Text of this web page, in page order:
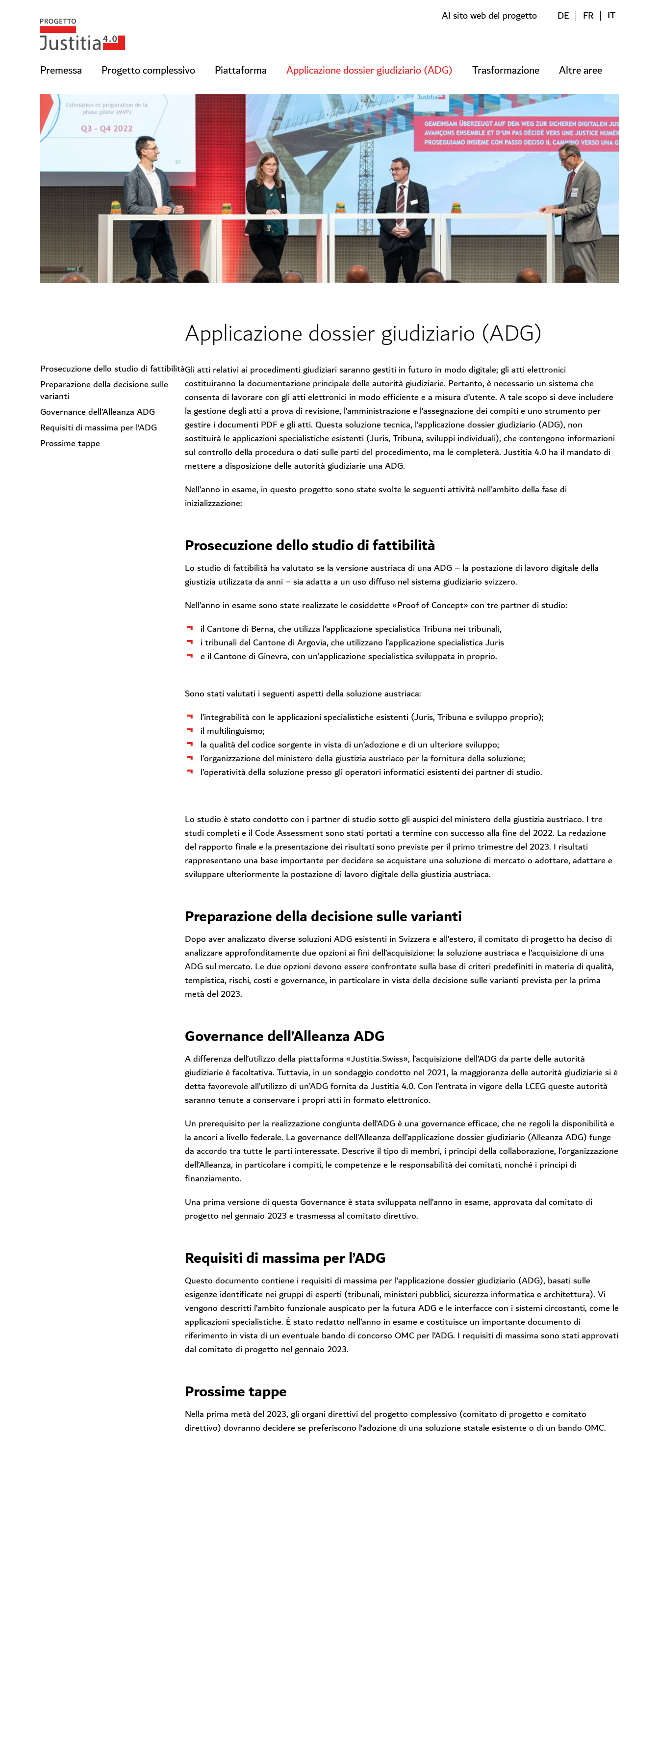
Al sito web del progetto DE FR IT
Premessa Progetto complessivo Piattaforma Applicazione dossier giudiziario (ADG) Trasformazione Altre aree
Prosecuzione dello studio di fattibilità
Preparazione della decisione sulle
varianti
Governance dell’Alleanza ADG
Requisiti di massima per l’ADG
Prossime tappe
Applicazione dossier giudiziario (ADG)
Gli atti relativi ai procedimenti giudiziari saranno gestiti in futuro in modo digitale; gli atti elettronici
costituiranno la documentazione principale delle autorità giudiziarie. Pertanto, è necessario un sistema che
consenta di lavorare con gli atti elettronici in modo efficiente e a misura d’utente. A tale scopo si deve includere
la gestione degli atti a prova di revisione, l’amministrazione e l’assegnazione dei compiti e uno strumento per
gestire i documenti PDF e gli atti. Questa soluzione tecnica, l’applicazione dossier giudiziario (ADG), non
sostituirà le applicazioni specialistiche esistenti (Juris, Tribuna, sviluppi individuali), che contengono informazioni
sul controllo della procedura o dati sulle parti del procedimento, ma le completerà. Justitia 4.0 ha il mandato di
mettere a disposizione delle autorità giudiziarie una ADG.
Nell’anno in esame, in questo progetto sono state svolte le seguenti attività nell’ambito della fase di
inizializzazione:
Prosecuzione dello studio di fattibilità
Lo studio di fattibilità ha valutato se la versione austriaca di una ADG – la postazione di lavoro digitale della
giustizia utilizzata da anni – sia adatta a un uso diffuso nel sistema giudiziario svizzero.
Nell’anno in esame sono state realizzate le cosiddette «Proof of Concept» con tre partner di studio:
il Cantone di Berna, che utilizza l’applicazione specialistica Tribuna nei tribunali,
i tribunali del Cantone di Argovia, che utilizzano l’applicazione specialistica Juris
e il Cantone di Ginevra, con un’applicazione specialistica sviluppata in proprio.
Sono stati valutati i seguenti aspetti della soluzione austriaca:
l’integrabilità con le applicazioni specialistiche esistenti (Juris, Tribuna e sviluppo proprio);
il multilinguismo;
la qualità del codice sorgente in vista di un’adozione e di un ulteriore sviluppo;
l’organizzazione del ministero della giustizia austriaco per la fornitura della soluzione;
l’operatività della soluzione presso gli operatori informatici esistenti dei partner di studio.
Lo studio è stato condotto con i partner di studio sotto gli auspici del ministero della giustizia austriaco. I tre
studi completi e il Code Assessment sono stati portati a termine con successo alla fine del 2022. La redazione
del rapporto finale e la presentazione dei risultati sono previste per il primo trimestre del 2023. I risultati
rappresentano una base importante per decidere se acquistare una soluzione di mercato o adottare, adattare e
sviluppare ulteriormente la postazione di lavoro digitale della giustizia austriaca.
Preparazione della decisione sulle varianti
Dopo aver analizzato diverse soluzioni ADG esistenti in Svizzera e all’estero, il comitato di progetto ha deciso di
analizzare approfonditamente due opzioni ai fini dell’acquisizione: la soluzione austriaca e l’acquisizione di una
ADG sul mercato. Le due opzioni devono essere confrontate sulla base di criteri predefiniti in materia di qualità,
tempistica, rischi, costi e governance, in particolare in vista della decisione sulle varianti prevista per la prima
metà del 2023.
Governance dell’Alleanza ADG
A differenza dell’utilizzo della piattaforma «Justitia.Swiss», l’acquisizione dell’ADG da parte delle autorità
giudiziarie è facoltativa. Tuttavia, in un sondaggio condotto nel 2021, la maggioranza delle autorità giudiziarie si è
detta favorevole all’utilizzo di un’ADG fornita da Justitia 4.0. Con l’entrata in vigore della LCEG queste autorità
saranno tenute a conservare i propri atti in formato elettronico.
Un prerequisito per la realizzazione congiunta dell’ADG è una governance efficace, che ne regoli la disponibilità e
la ancori a livello federale. La governance dell’Alleanza dell’applicazione dossier giudiziario (Alleanza ADG) funge
da accordo tra tutte le parti interessate. Descrive il tipo di membri, i principi della collaborazione, l’organizzazione
dell’Alleanza, in particolare i compiti, le competenze e le responsabilità dei comitati, nonché i principi di
finanziamento.
Una prima versione di questa Governance è stata sviluppata nell’anno in esame, approvata dal comitato di
progetto nel gennaio 2023 e trasmessa al comitato direttivo.
Requisiti di massima per l’ADG
Questo documento contiene i requisiti di massima per l’applicazione dossier giudiziario (ADG), basati sulle
esigenze identificate nei gruppi di esperti (tribunali, ministeri pubblici, sicurezza informatica e architettura). Vi
vengono descritti l’ambito funzionale auspicato per la futura ADG e le interfacce con i sistemi circostanti, come le
applicazioni specialistiche. È stato redatto nell’anno in esame e costituisce un importante documento di
riferimento in vista di un eventuale bando di concorso OMC per l’ADG. I requisiti di massima sono stati approvati
dal comitato di progetto nel gennaio 2023.
Prossime tappe
Nella prima metà del 2023, gli organi direttivi del progetto complessivo (comitato di progetto e comitato
direttivo) dovranno decidere se preferiscono l’adozione di una soluzione statale esistente o di un bando OMC.